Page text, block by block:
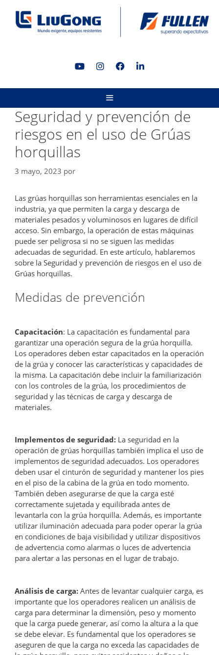
contenido
Seguridad y prevención de
riesgos en el uso de Grúas
horquillas
3 mayo, 2023 por
Las grúas horquillas son herramientas esenciales en la
industria, ya que permiten la carga y descarga de
materiales pesados y voluminosos en lugares de difícil
acceso. Sin embargo, la operación de estas máquinas
puede ser peligrosa si no se siguen las medidas
adecuadas de seguridad. En este artículo, hablaremos
sobre la Seguridad y prevención de riesgos en el uso de
Grúas horquillas.
Medidas de prevención
Capacitación: La capacitación es fundamental para
garantizar una operación segura de la grúa horquilla.
Los operadores deben estar capacitados en la operación
de la grúa y conocer las características y capacidades de
la misma. La capacitación debe incluir la familiarización
con los controles de la grúa, los procedimientos de
seguridad y las técnicas de carga y descarga de
materiales.
Implementos de seguridad: La seguridad en la
operación de grúas horquillas también implica el uso de
implementos de seguridad adecuados. Los operadores
deben usar el cinturón de seguridad y mantener los pies
en el piso de la cabina de la grúa en todo momento.
También deben asegurarse de que la carga esté
correctamente sujetada y equilibrada antes de
levantarla con la grúa horquilla. Además, es importante
utilizar iluminación adecuada para poder operar la grúa
en condiciones de baja visibilidad y utilizar dispositivos
de advertencia como alarmas o luces de advertencia
para alertar a las personas en el lugar de trabajo.
Análisis de carga: Antes de levantar cualquier carga, es
importante que los operadores realicen un análisis de
carga para determinar la dimensión, peso y momento
que la carga puede generar, así como la altura a la que
se debe elevar. Es fundamental que los operadores se
aseguren de que la carga no exceda las capacidades de